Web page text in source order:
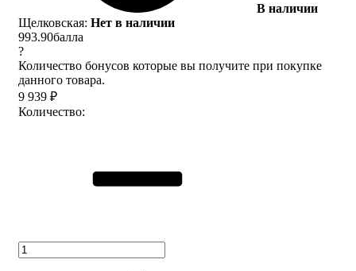
В наличии
Щелковская: Нет в наличии
993.90балла
?
Количество бонусов которые вы получите при покупке
данного товара.
9 939 ₽
Количество: